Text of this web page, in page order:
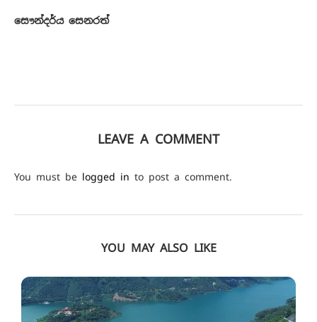
සෞන්දර්ය සෙනරත්
LEAVE A COMMENT
You must be logged in to post a comment.
YOU MAY ALSO LIKE